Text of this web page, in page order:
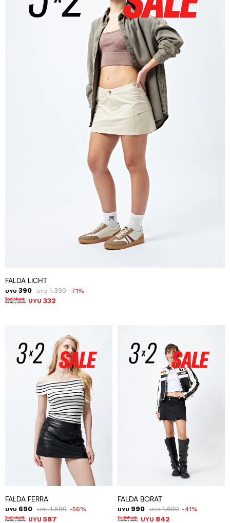
FALDA LICHT
UYU 390 UYU 1.390 71
UYU 332
FALDA FERRA
UYU 690 UYU 1.590 56
UYU 587
FALDA BORAT
UYU 990 UYU 1.690 41
UYU 842